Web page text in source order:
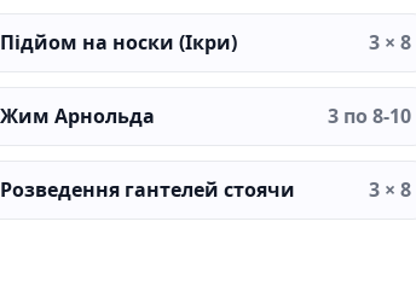
Підйом на носки (Ікри) 3 × 8
Жим Арнольда 3 по 8-10
Розведення гантелей стоячи 3 × 8